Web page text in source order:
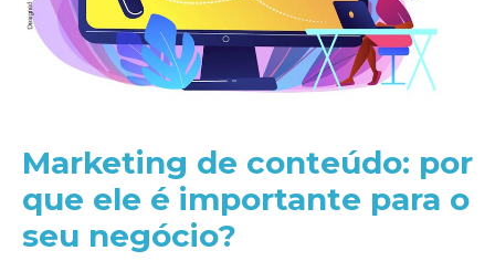
Marketing de conteúdo: por
que ele é importante para o
seu negócio?